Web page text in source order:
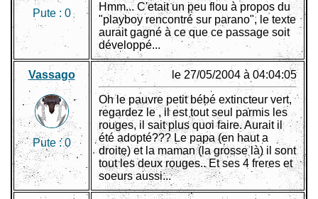
Pute : 0
Hmm... C'etait un peu flou à propos du
"playboy rencontré sur parano", le texte
aurait gagné à ce que ce passage soit
développé...
Vassago
Pute :0
le 27/05/2004 à 04:04:05
Oh le pauvre petit bébé extincteur vert,
regardez le , il est tout seul parmis les
rouges, il sait plus quoi faire. Aurait il
été adopté??? Le papa (en haut a
droite) et la maman (la grosse là) il sont
tout les deux rouges.. Et ses 4 freres et
soeurs aussi...